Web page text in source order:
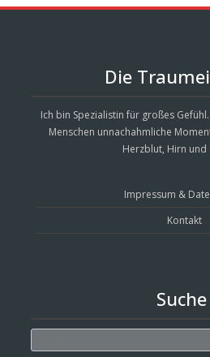
Die
Ich bin Spezialistin für großes
Menschen unnachahmliche
Herzblut, Hirn und
Impressum &
Kontakt
Suche